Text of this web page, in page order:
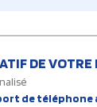
DE VOTRE
de téléphone